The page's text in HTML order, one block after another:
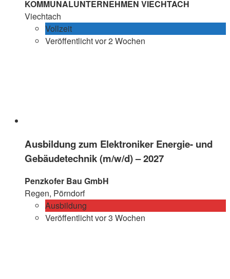
KOMMUNALUNTERNEHMEN VIECHTACH
Viechtach
Vollzeit
Veröffentlicht vor 2 Wochen
Ausbildung zum Elektroniker Energie- und
Gebäudetechnik (m/w/d) – 2027
Penzkofer Bau GmbH
Regen, Pörndorf
Ausbildung
Veröffentlicht vor 3 Wochen